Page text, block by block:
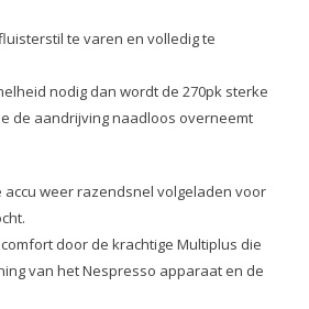
te varen en volledig te
nodig dan wordt de 270pk sterke
de aandrijving naadloos overneemt
accu weer razendsnel volgeladen voor
door de krachtige Multiplus die
van het Nespresso apparaat en de